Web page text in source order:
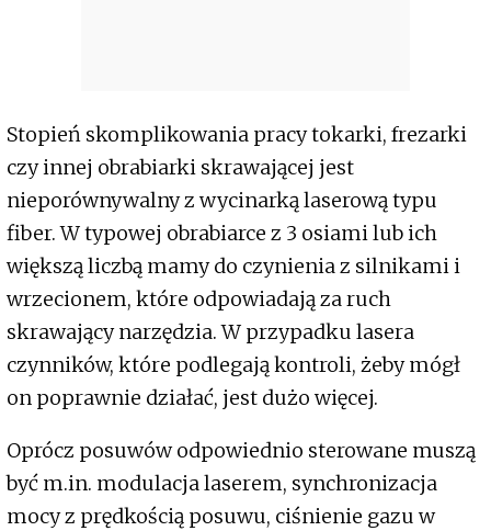
Stopień skomplikowania pracy tokarki, frezarki
czy innej obrabiarki skrawającej jest
nieporównywalny z wycinarką laserową typu
fiber. W typowej obrabiarce z 3 osiami lub ich
większą liczbą mamy do czynienia z silnikami i
wrzecionem, które odpowiadają za ruch
skrawający narzędzia. W przypadku lasera
czynników, które podlegają kontroli, żeby mógł
on poprawnie działać, jest dużo więcej.
Oprócz posuwów odpowiednio sterowane muszą
być m.in. modulacja laserem, synchronizacja
mocy z prędkością posuwu, ciśnienie gazu w